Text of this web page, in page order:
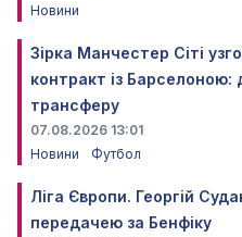
Новини
Зірка Манчестер Сіті
контракт із Барселоною:
трансферу
07.08.2026 13:01
Новини
Футбол
Ліга Європи. Георгій
передачею за Бенфіку